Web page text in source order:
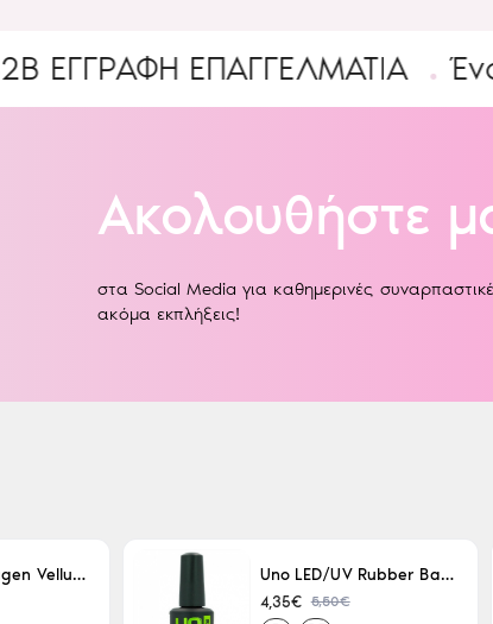
ΕΠΑΓΓΕΛΜΑΤΊΑ Ένας
Ακολουθήστε
στα Social Media για καθημερινές
ακόμα εκπλήξεις!
Karibelly Collagen Velluto Nero Leaving 250ml Uno LED/UV Rubber Base 15ml
4,35€ 5,50€